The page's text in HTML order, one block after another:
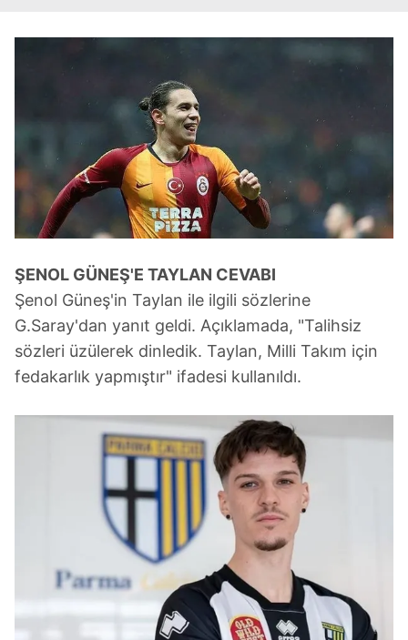
ŞENOL GÜNEŞ'E TAYLAN CEVABI
Şenol Güneş'in Taylan ile ilgili sözlerine
G.Saray'dan yanıt geldi. Açıklamada, "Talihsiz
sözleri üzülerek dinledik. Taylan, Milli Takım için
fedakarlık yapmıştır" ifadesi kullanıldı.